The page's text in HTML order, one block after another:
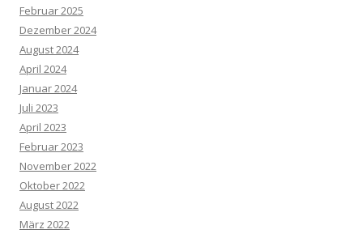
Februar 2025
Dezember 2024
August 2024
April 2024
Januar 2024
Juli 2023
April 2023
Februar 2023
November 2022
Oktober 2022
August 2022
März 2022